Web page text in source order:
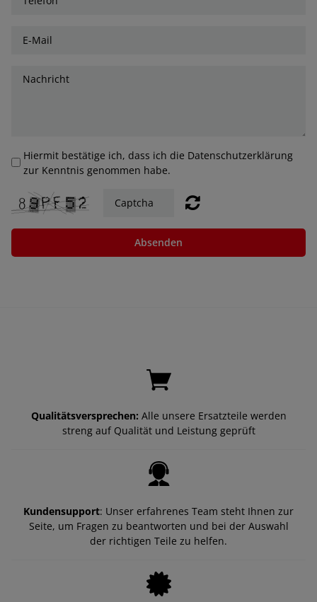
Hiermit bestätige ich, dass ich die Datenschutzerklärung
zur Kenntnis genommen habe.
Absenden
Qualitätsversprechen: Alle unsere Ersatzteile werden
streng auf Qualität und Leistung geprüft
Kundensupport: Unser erfahrenes Team steht Ihnen zur
Seite, um Fragen zu beantworten und bei der Auswahl
der richtigen Teile zu helfen.